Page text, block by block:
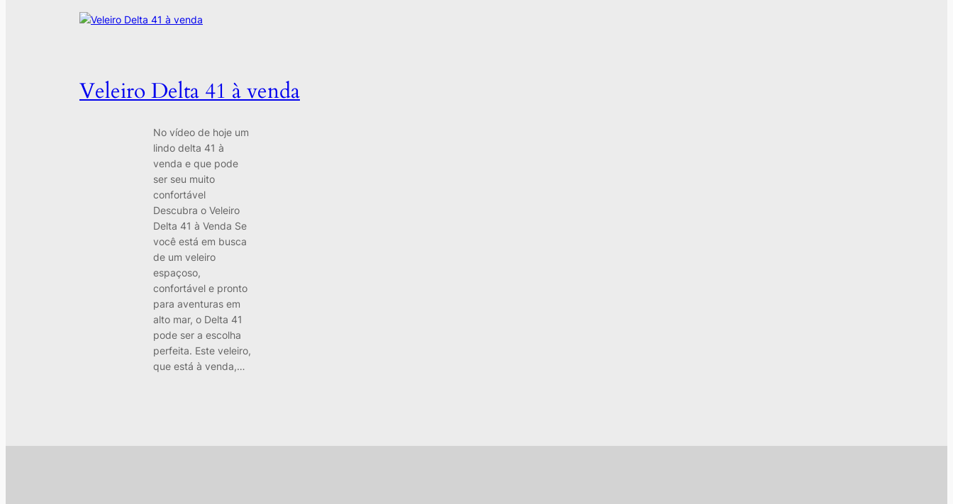
Veleiro Delta 41 à venda
No vídeo de hoje um
lindo delta 41 à
venda e que pode
ser seu muito
confortável
Descubra o Veleiro
Delta 41 à Venda Se
você está em busca
de um veleiro
espaçoso,
confortável e pronto
para aventuras em
alto mar, o Delta 41
pode ser a escolha
perfeita. Este veleiro,
que está à venda,…